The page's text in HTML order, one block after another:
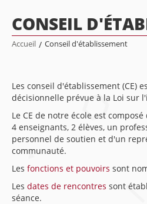
CONSEIL
Accueil / Conseil d'établissement
Les conseil d'établissement (CE)
décisionnelle prévue à la Loi sur
Le CE de notre école est composé
4 enseignants, 2 élèves, un
personnel de soutien et d'un
communauté.
Les fonctions et pouvoirs sont
Les dates de rencontres sont
séance.